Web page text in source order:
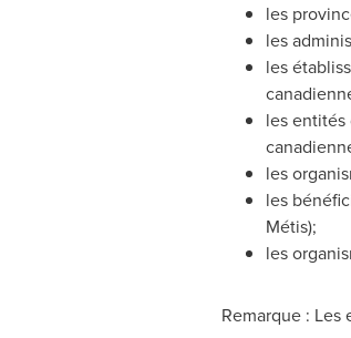
les
les
les
les entités
les
les
Métis);
les
Remarque :